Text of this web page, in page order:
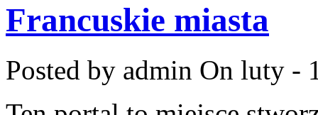
Francuskie miasta
Posted by admin On luty -